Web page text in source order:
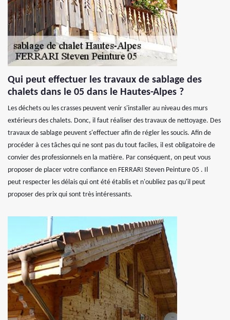
Qui peut effectuer les travaux de sablage des
chalets dans le 05 dans le Hautes-Alpes ?
Les déchets ou les crasses peuvent venir s'installer au niveau des murs
extérieurs des chalets. Donc, il faut réaliser des travaux de nettoyage. Des
travaux de sablage peuvent s'effectuer afin de régler les soucis. Afin de
procéder à ces tâches qui ne sont pas du tout faciles, il est obligatoire de
convier des professionnels en la matière. Par conséquent, on peut vous
proposer de placer votre confiance en FERRARI Steven Peinture 05 . Il
peut respecter les délais qui ont été établis et n'oubliez pas qu'il peut
proposer des prix qui sont très intéressants.